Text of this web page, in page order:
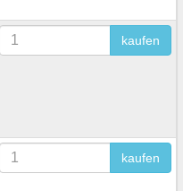
kaufen
kaufen